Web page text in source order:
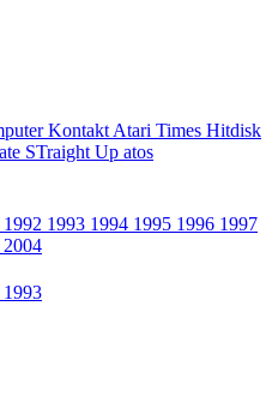
Kontakt Atari Times Hitdisk
STraight Up atos
1992 1993 1994 1995 1996 1997
2004
1993